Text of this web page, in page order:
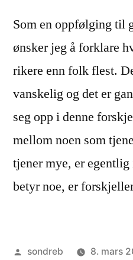
Som en oppfølging til
ønsker jeg å forklare
rikere enn folk flest.
vanskelig og det er
seg opp i denne
mellom noen som
tjener mye, er
betyr noe, er
Publisert
sondreb 8. mars